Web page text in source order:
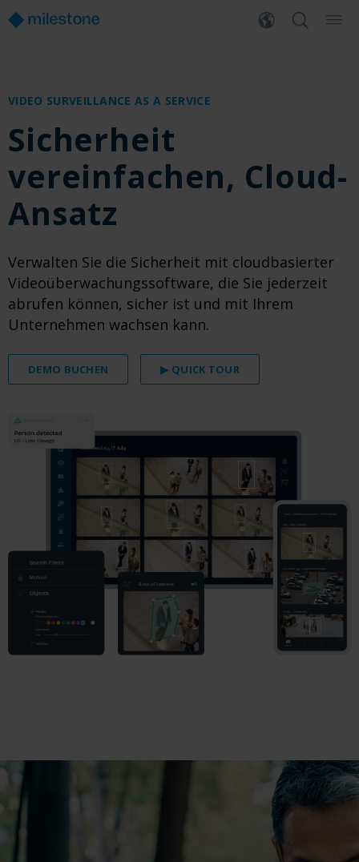
VIDEO SURVEILLANCE AS A SERVICE
Sicherheit
vereinfachen, Cloud-
Ansatz
Verwalten Sie die Sicherheit mit cloudbasierter
Videoüberwachungssoftware, die Sie jederzeit
abrufen können, sicher ist und mit Ihrem
Unternehmen wachsen kann.
DEMO BUCHEN ▶ QUICK TOUR